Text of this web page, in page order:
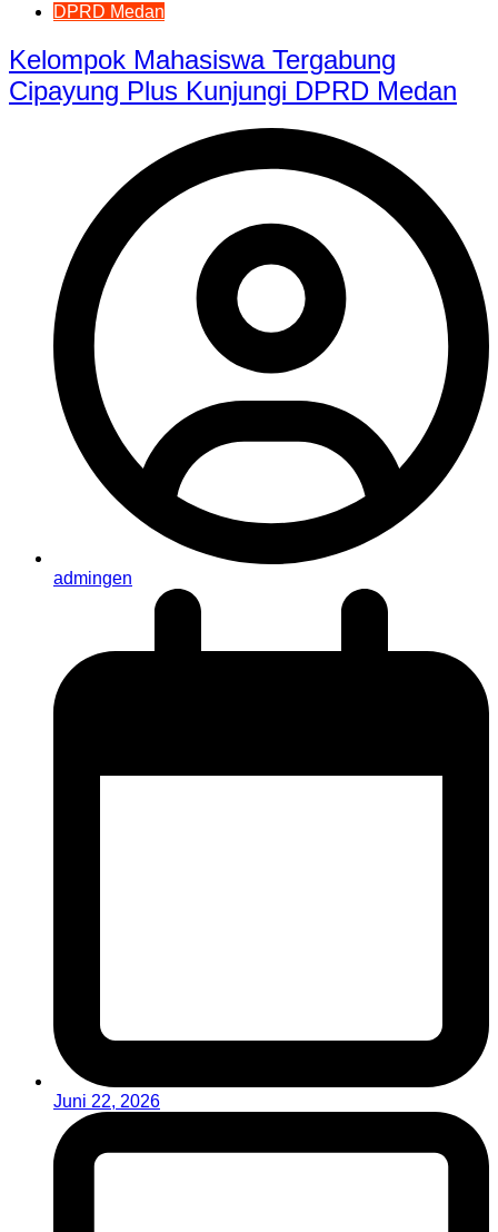
DPRD Medan
Kelompok Mahasiswa Tergabung
Cipayung Plus Kunjungi DPRD Medan
admingen
Juni 22, 2026